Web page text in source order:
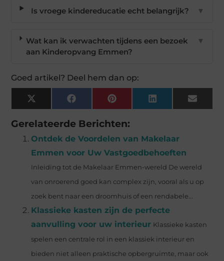
Is vroege kindereducatie echt belangrijk? ▼
Wat kan ik verwachten tijdens een bezoek
aan Kinderopvang Emmen?
▼
Goed artikel? Deel hem dan op:
X
(Twitter)
FacebookPinterest LinkedIn Email
Gerelateerde Berichten:
Ontdek de Voordelen van Makelaar
Emmen voor Uw Vastgoedbehoeften
Inleiding tot de Makelaar Emmen-wereld De wereld
van onroerend goed kan complex zijn, vooral als u op
zoek bent naar een droomhuis of een rendabele...
Klassieke kasten zijn de perfecte
aanvulling voor uw interieur Klassieke kasten
spelen een centrale rol in een klassiek interieur en
bieden niet alleen praktische opbergruimte, maar ook